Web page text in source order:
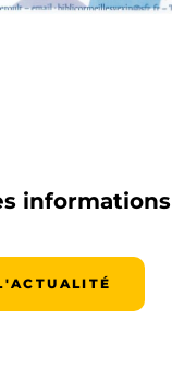
informations